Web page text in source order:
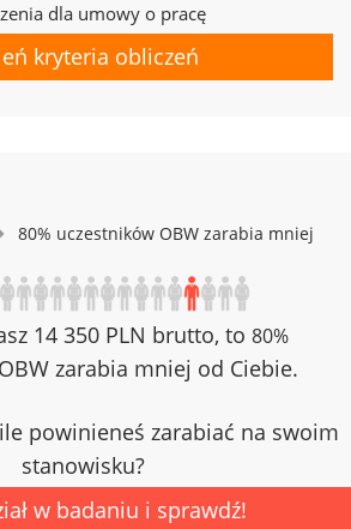
dla umowy o pracę
kryteria obliczeń
80% uczestników OBW zarabia mniej
14 350 PLN brutto, to 80%
zarabia mniej od Ciebie.
powinieneś zarabiać na swoim
stanowisku?
w badaniu i sprawdź!